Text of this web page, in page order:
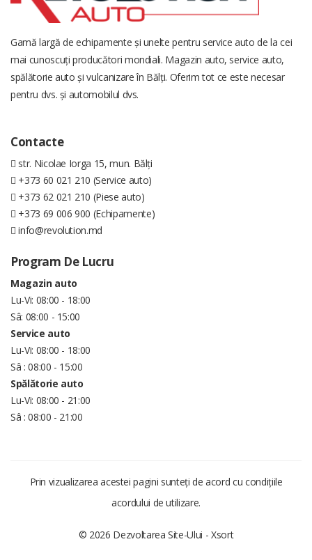
Gamă largă de echipamente și unelte pentru service auto de la cei
mai cunoscuți producători mondiali. Magazin auto, service auto,
spălătorie auto și vulcanizare în Bălți. Oferim tot ce este necesar
pentru dvs. și automobilul dvs.
Contacte
str. Nicolae Iorga 15, mun. Bălți
+373 60 021 210 (Service auto)
+373 62 021 210 (Piese auto)
+373 69 006 900 (Echipamente)
info@revolution.md
Program De Lucru
Magazin auto
Lu-Vi: 08:00 - 18:00
Sâ: 08:00 - 15:00
Service auto
Lu-Vi: 08:00 - 18:00
Sâ : 08:00 - 15:00
Spălătorie auto
Lu-Vi: 08:00 - 21:00
Sâ : 08:00 - 21:00
Prin vizualizarea acestei pagini sunteți de acord cu condițiile
acordului de utilizare.
© 2026 Dezvoltarea Site-Ului - Xsort